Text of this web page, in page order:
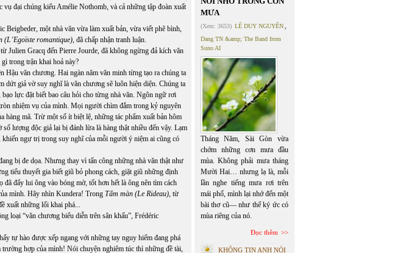
vụ đại chúng kiểu Amélie Nothomb, và cả những tập đoàn xuất
Beigbeder, một nhà văn vừa làm xuất bản, vừa viết phê bình,
(L’Egoïste romantique), đã chấp nhận tranh luận.
Julien Gracq đến Pierre Jourde, đã không ngừng đả kích văn
trong trận khai hoả này?
Hậu văn chương. Hai ngàn năm văn minh từng tạo ra chúng ta
dứt giả vờ suy nghĩ là văn chương sẽ luôn hiện diện. Chúng ta
lực đặt biết bao câu hỏi cho từng nhà văn. Ngôn ngữ rơi
nhiệm vụ của mình. Mọi người chìm đắm trong kỷ nguyên
hàng mã. Trừ một số ít biệt lệ, những tác phẩm xuất bản hôm
lượng độc giả lại bị đánh lừa là hàng thật nhiều đến vậy. Lạm
khiến ngự trị trong suy nghĩ của mỗi người ý niệm ai cũng có
bị đe dọa. Nhưng thay vì tấn công những nhà văn thật như
tiểu thuyết gia biết giũ bỏ phong cách, giặt giũ những định
đã đẩy lui ông vào bóng mờ, tốt hơn hết là ông nên tìm cách
mình. Hãy nhìn Kundera! Trong Tấm màn (Le Rideau), từ
xuất những lối khai phá...
loại “văn chương biểu diễn trên sân khấu”, Frédéric
tự hào được xếp ngang với những tay nguy hiểm đang phá
trường hợp của mình! Nói chuyện nghiêm túc thì những đề tài,
MƯA
(Xem: 3653) LÊ DUY NGUYÊN
Dang TN &amp; The Band from
Suno AI
Tháng Năm, Sài Gòn vừa
chớm những cơn mưa đầu
mùa. Không phải mưa tháng
Mười Hai… nhưng lạ là, mỗi
lần nghe tiếng mưa rơi trên
mái phố, mình lại nhớ đến một
bài thơ cũ— như thể ký ức có
mùa riêng của nó.
Đọc thêm
KHÔNG TIN ANH NÓI